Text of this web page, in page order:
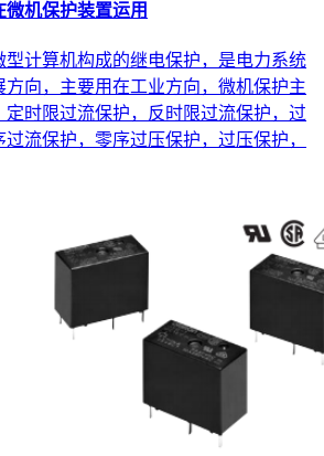
微机保护装置运用
型计算机构成的继电保护，是电力系统
方向，主要用在工业方向，微机保护主
定时限过流保护，反时限过流保护，过
流保护，零序过压保护，过压保护，